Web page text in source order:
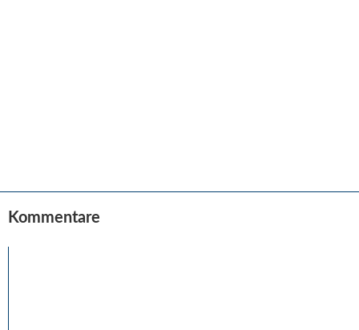
Leser-
Interaktionen
Kommentare